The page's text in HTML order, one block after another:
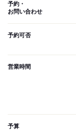
予約・
お問い合わせ
予約可否
営業時間
予算